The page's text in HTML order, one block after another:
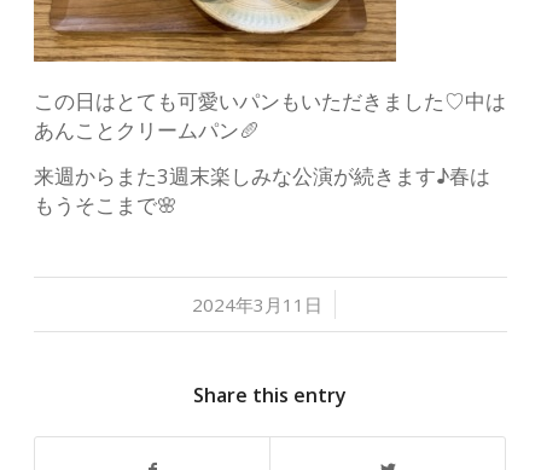
この日はとても可愛いパンもいただきました♡中は
あんことクリームパン🥖
来週からまた3週末楽しみな公演が続きます♪春は
もうそこまで🌸
2024年3月11日
/
Share this entry